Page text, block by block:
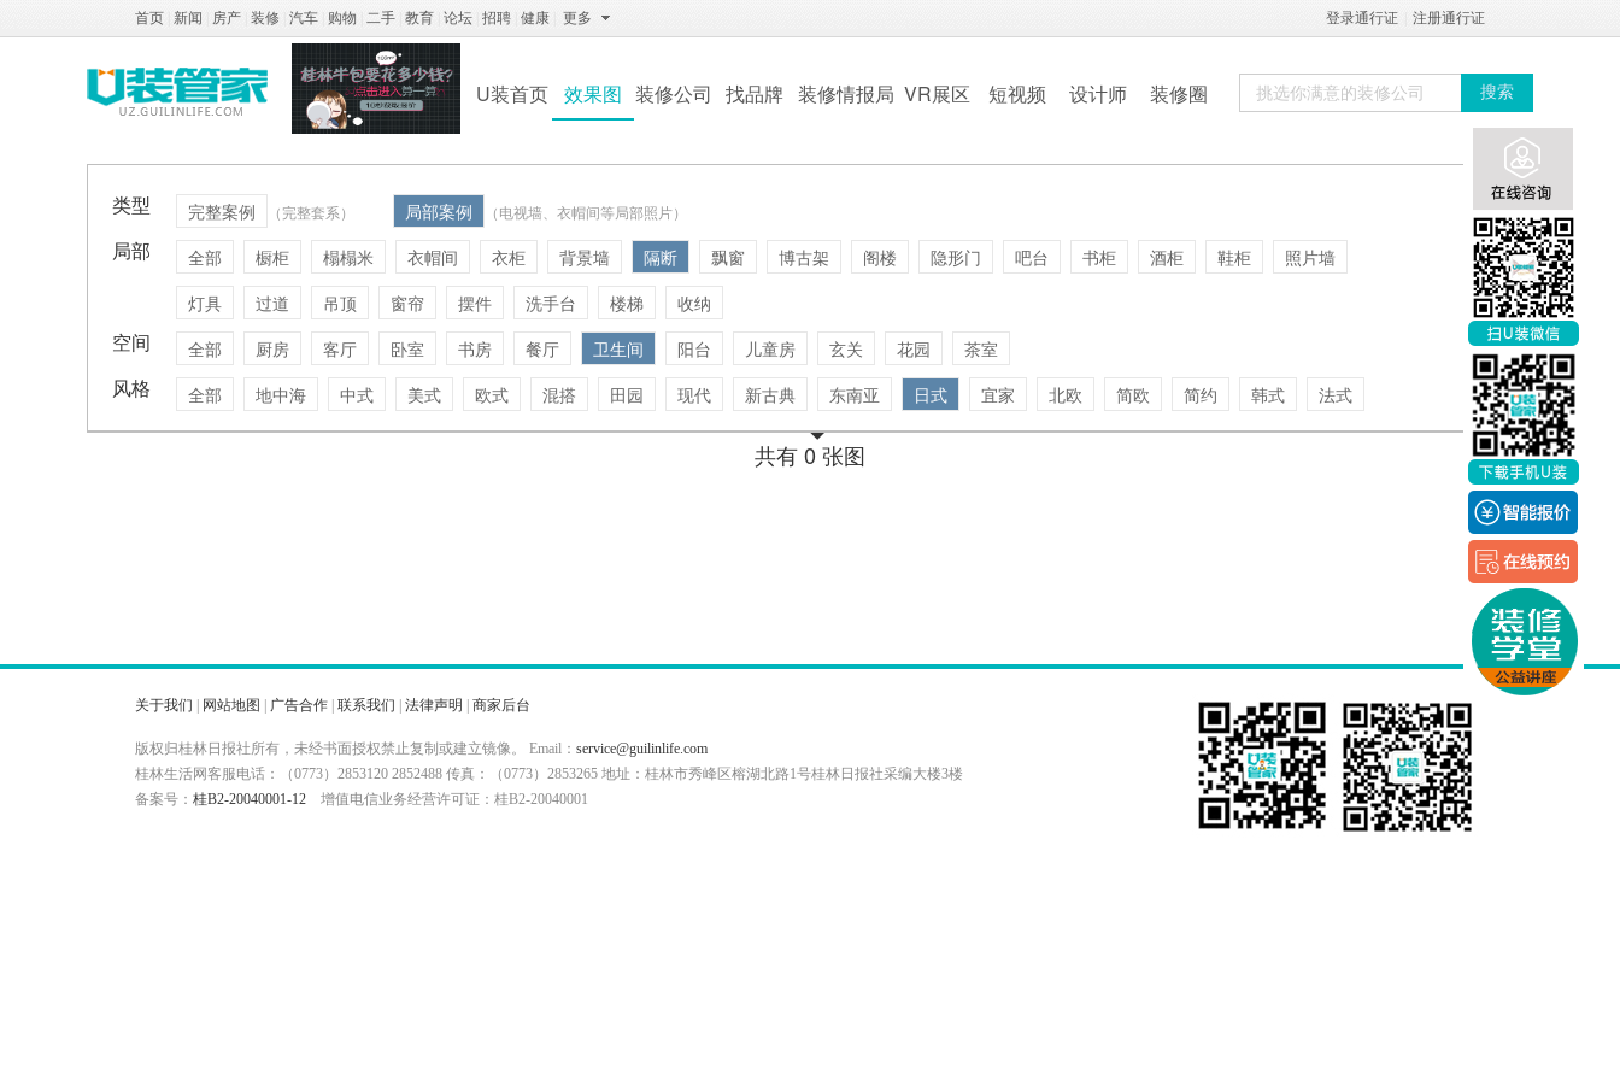
注册通行证
登录通行证
首页 新闻 房产 装修 汽车 购物 二手 教育 论坛 招聘 健康 更多
U装首页 效果图 装修公司 找品牌 装修情报局 VR展区 短视频 设计师 装修圈 搜索
类型 完整案例 （完整套系） 局部案例 （电视墙、衣帽间等局部照片）
局部 全部 橱柜 榻榻米 衣帽间 衣柜 背景墙 隔断 飘窗 博古架 阁楼 隐形门 吧台 书柜 酒柜 鞋柜
照片墙
灯具
过道 吊顶 窗帘 摆件 洗手台 楼梯 收纳
空间 全部 厨房 客厅 卧室 书房 餐厅 卫生间 阳台 儿童房 玄关 花园 茶室
风格 全部 地中海 中式 美式 欧式 混搭 田园 现代 新古典 东南亚 日式 宜家 北欧 简欧 简约 韩式 法式
共有 0 张图
关于我们 网站地图 广告合作 联系我们 法律声明 商家后台
版权归桂林日报社所有，未经书面授权禁止复制或建立镜像。 Email： service@guilinlife.com
桂林生活网客服电话：（0773）2853120 2852488 传真：（0773）2853265 地址：桂林市秀峰区榕湖北路1号桂林日报社采编大楼3楼
备案号： 桂B2-20040001-12 增值电信业务经营许可证：桂B2-20040001